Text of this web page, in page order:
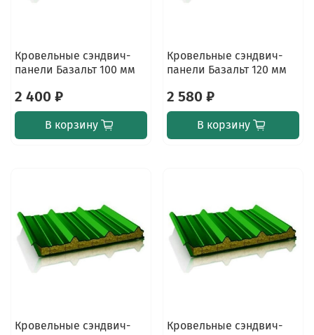
Кровельные сэндвич-
панели Базальт 100 мм
2 400 ₽
В корзину
Кровельные сэндвич-
панели Базальт 120 мм
2 580 ₽
В корзину
Кровельные сэндвич-
Кровельные сэндвич-